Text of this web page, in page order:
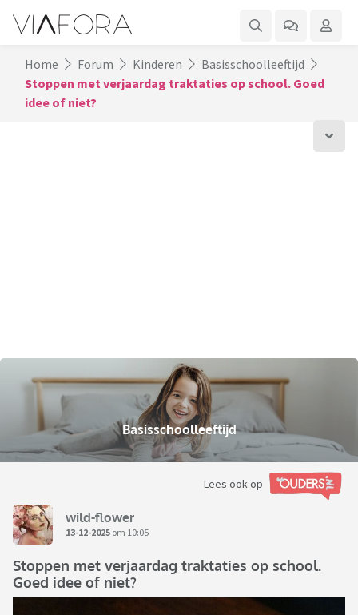
Home Forum Kinderen
Basisschoolleeftijd
Stoppen met verjaardag traktaties op school. Goed
idee of niet?
Basisschoolleeftijd
Lees ook op
wild-flower
13-12-2025 om 10:05
Stoppen met verjaardag traktaties op school.
Goed idee of niet?